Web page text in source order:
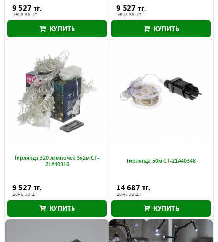
9 527 тг.
цена за шт.
КУПИТЬ
9 527 тг.
цена за шт.
КУПИТЬ
Гирлянда 320 лампочек 3х2м CT-
21A40316
9 527 тг.
цена за шт.
КУПИТЬ
Гирлянда 50м CT-21A40348
14 687 тг.
цена за шт.
КУПИТЬ